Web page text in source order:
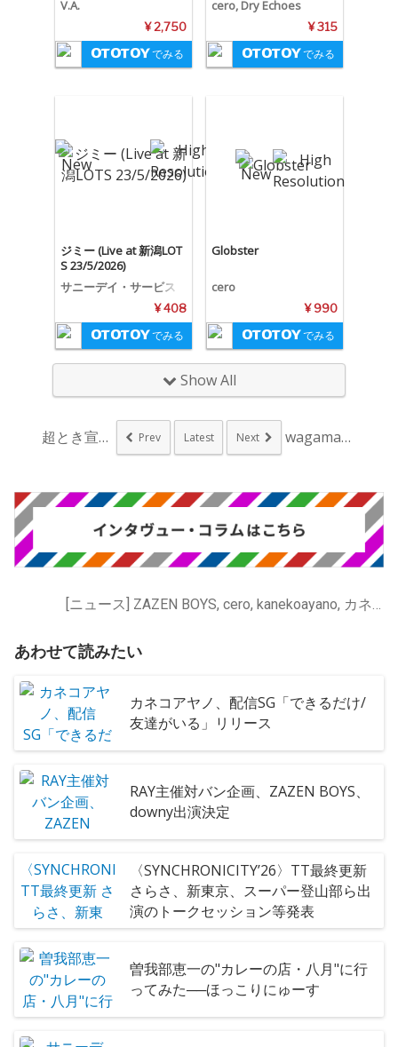
V.A.
¥ 2,750
でみる
cero, Dry Echoes
¥ 315
でみる
ジミー (Live at 新潟LOT
S 23/5/2026)
サニーデイ・サービス
¥ 408
でみる
Globster
cero
¥ 990
でみる
Show All
超とき宣、新曲「かわ... Prev Latest Next wagamama、2...
[ニュース] ZAZEN BOYS, cero, kanekoayano, カネコアヤノ, サニーデイ・サービス, ハナレグミ, フィッシュマンズ
あわせて読みたい
カネコアヤノ、配信SG「できるだけ/
友達がいる」リリース
RAY主催対バン企画、ZAZEN BOYS、
downy出演決定
〈SYNCHRONICITY’26〉TT最終更新
さらさ、新東京、スーパー登山部ら出
演のトークセッション等発表
曽我部恵一の"カレーの店・八月"に行
ってみた──ほっこりにゅーす